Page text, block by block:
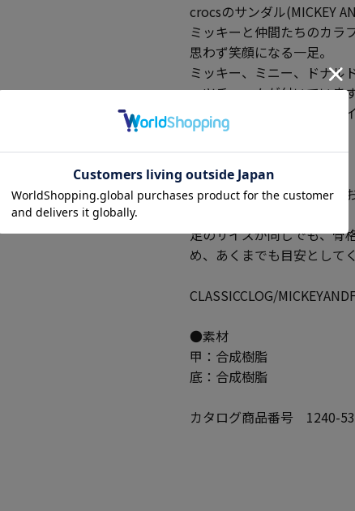
crocsのサンダル(MICKEY
ミッキーと仲間たちのカラ
思わず笑顔になる一足。
ミッキー、ミニー、ドナル
ッツチャームが付いていま
軽くて快適な履き心地の
魅力です。
【サイズについて】
足の実寸のままのサイズを
足のサイズが同じでも、骨
め、あくまでも目安として
CLASSICCLOG/
●素材
甲：合成樹脂
底：合成樹脂
カタログ商品番号 1240-